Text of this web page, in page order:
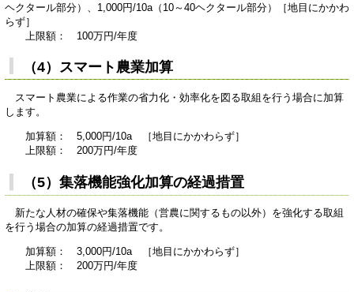
ヘクタール部分）、1,000円/10a（10～40ヘクタール部分）［地目にかかわ
らず］
上限額： 100万円/年度
（4）スマート農業加算
スマート農業による作業の省力化・効率化を図る取組を行う場合に加算
します。
加算額： 5,000円/10a ［地目にかかわらず］
上限額： 200万円/年度
（5）集落機能強化加算の経過措置
新たな人材の確保や集落機能（営農に関するもの以外）を強化する取組
を行う場合の加算の経過措置です。
加算額： 3,000円/10a ［地目にかかわらず］
上限額： 200万円/年度